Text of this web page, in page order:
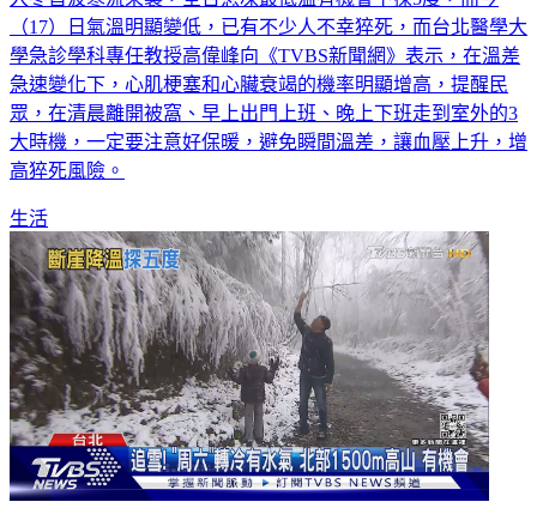
（17）日氣溫明顯變低，已有不少人不幸猝死，而台北醫學大
學急診學科專任教授高偉峰向《TVBS新聞網》表示，在溫差
急速變化下，心肌梗塞和心臟衰竭的機率明顯增高，提醒民
眾，在清晨離開被窩、早上出門上班、晚上下班走到室外的3
大時機，一定要注意好保暖，避免瞬間溫差，讓血壓上升，增
高猝死風險。
生活